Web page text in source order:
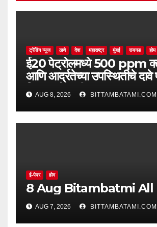
ट्रेंडिंग न्यूज ठाणे देश महाराष्ट्र मुंबई रायगड होम
ई20 पेट्रोलमध्ये 500 ppm
आणि आर्द्रतेच्या उपस्थितीचे दावे
सिद्ध झाले नाहीत
AUG 8, 2026 BITTAMBATAMI.COM
ई-पेपर होम
8 Aug Bitambatmi
AUG 7, 2026 BITTAMBATAMI.COM